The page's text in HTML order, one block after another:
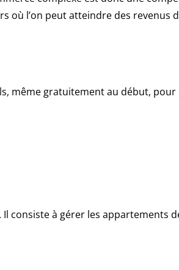
où l’on peut atteindre des revenus
même gratuitement au début,
. Il consiste à gérer les appartements